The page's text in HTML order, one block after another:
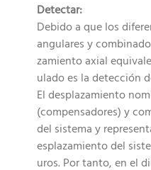
Detectar:
Debido a que los
angulares y
zamiento axial
ulado es la detección
El desplazamiento
(compensadores) y
del sistema y
esplazamiento del
uros. Por tanto, en el